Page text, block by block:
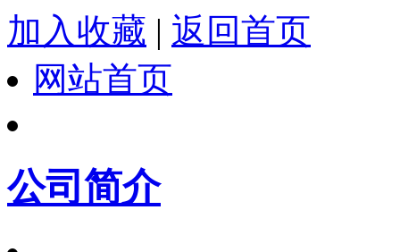
加入收藏 | 返回首页
网站首页
公司简介